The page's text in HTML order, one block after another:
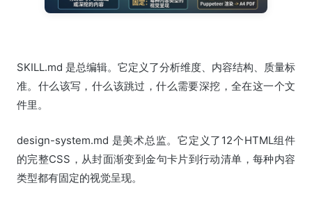
SKILL.md 是总编辑。它定义了分析维度、内容结构、质量标
准。什么该写，什么该跳过，什么需要深挖，全在这一个文
件里。
design-system.md 是美术总监。它定义了12个HTML组件
的完整CSS，从封面渐变到金句卡片到行动清单，每种内容
类型都有固定的视觉呈现。